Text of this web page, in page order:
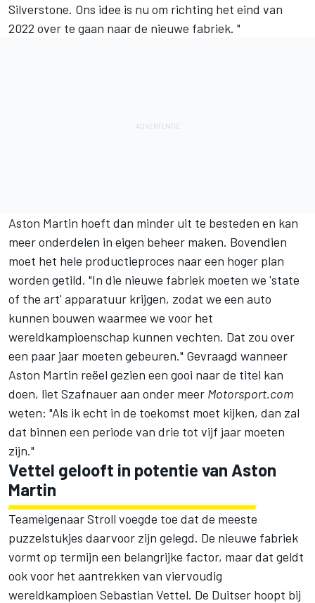
Silverstone. Ons idee is nu om richting het eind van
2022 over te gaan naar de nieuwe fabriek. "
Aston Martin hoeft dan minder uit te besteden en kan
meer onderdelen in eigen beheer maken. Bovendien
moet het hele productieproces naar een hoger plan
worden getild. "In die nieuwe fabriek moeten we 'state
of the art' apparatuur krijgen, zodat we een auto
kunnen bouwen waarmee we voor het
wereldkampioenschap kunnen vechten. Dat zou over
een paar jaar moeten gebeuren." Gevraagd wanneer
Aston Martin reëel gezien een gooi naar de titel kan
doen, liet Szafnauer aan onder meer Motorsport.com
weten: "Als ik echt in de toekomst moet kijken, dan zal
dat binnen een periode van drie tot vijf jaar moeten
zijn."
Vettel gelooft in potentie van Aston
Martin
Teameigenaar Stroll voegde toe dat de meeste
puzzelstukjes daarvoor zijn gelegd. De nieuwe fabriek
vormt op termijn een belangrijke factor, maar dat geldt
ook voor het aantrekken van viervoudig
wereldkampioen Sebastian Vettel. De Duitser hoopt bij